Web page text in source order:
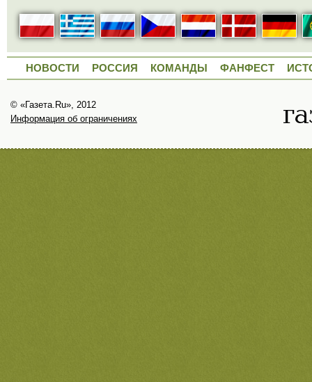
НОВОСТИ РОССИЯ КОМАНДЫ ФАНФЕСТ
© «Газета.Ru», 2012
Информация об ограничениях